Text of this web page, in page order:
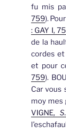
fu mis
759).
: GAY I,
de la
cordes
et pour
759).
Car vous
moy mes
VIGNE,